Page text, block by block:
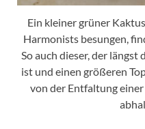
Ein kleiner grüner
Harmonists besungen,
So auch dieser, der längst
ist und einen größeren
von der Entfaltung